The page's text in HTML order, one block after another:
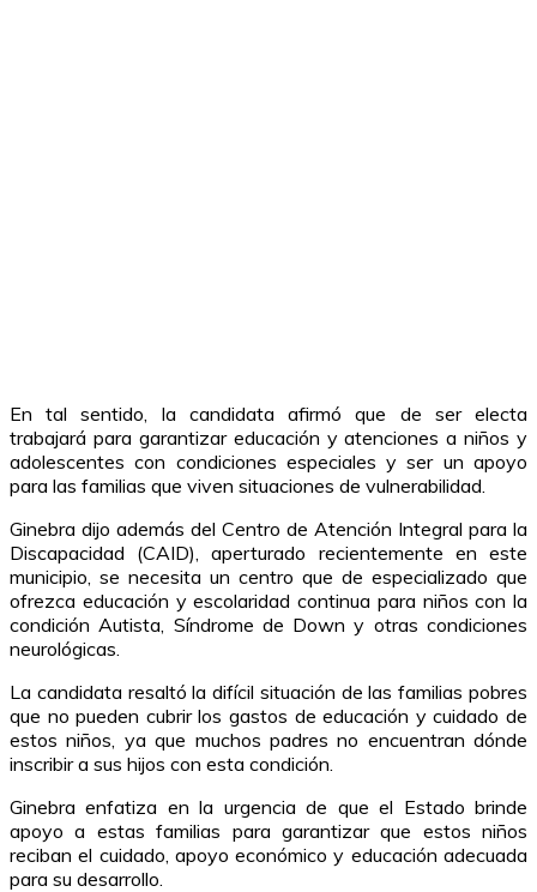
En tal sentido, la candidata afirmó que de ser electa
trabajará para garantizar educación y atenciones a niños y
adolescentes con condiciones especiales y ser un apoyo
para las familias que viven situaciones de vulnerabilidad.
Ginebra dijo además del Centro de Atención Integral para la
Discapacidad (CAID), aperturado recientemente en este
municipio, se necesita un centro que de especializado que
ofrezca educación y escolaridad continua para niños con la
condición Autista, Síndrome de Down y otras condiciones
neurológicas.
La candidata resaltó la difícil situación de las familias pobres
que no pueden cubrir los gastos de educación y cuidado de
estos niños, ya que muchos padres no encuentran dónde
inscribir a sus hijos con esta condición.
Ginebra enfatiza en la urgencia de que el Estado brinde
apoyo a estas familias para garantizar que estos niños
reciban el cuidado, apoyo económico y educación adecuada
para su desarrollo.